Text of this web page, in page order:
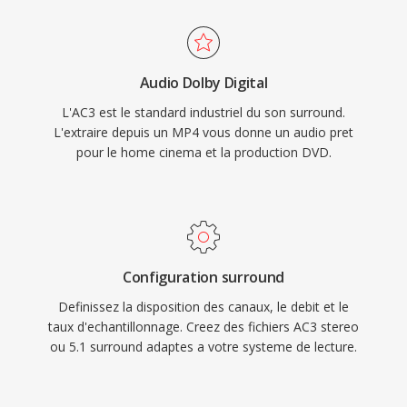
permet une distribution vidéo haute qualité à
dès tailles de fichier pratiques sûr les réseaux à
bande passante limitée et les appareils à
contenus cinematographiques et televisuels. La
prisé en chargé matérielle generalisee dès
décodeurs dans les recepteurs AV, televiseurs
et décodeurs garantit une lecture fiable de
l&#039;audio AC3 sûr un immense parc
d&#039;appareils electroniques grand public.
Audio Dolby Digital
L'AC3 est le standard industriel du son surround.
L'extraire depuis un MP4 vous donne un audio pret
pour le home cinema et la production DVD.
Configuration surround
Definissez la disposition des canaux, le debit et le
taux d'echantillonnage. Creez des fichiers AC3 stereo
ou 5.1 surround adaptes a votre systeme de lecture.